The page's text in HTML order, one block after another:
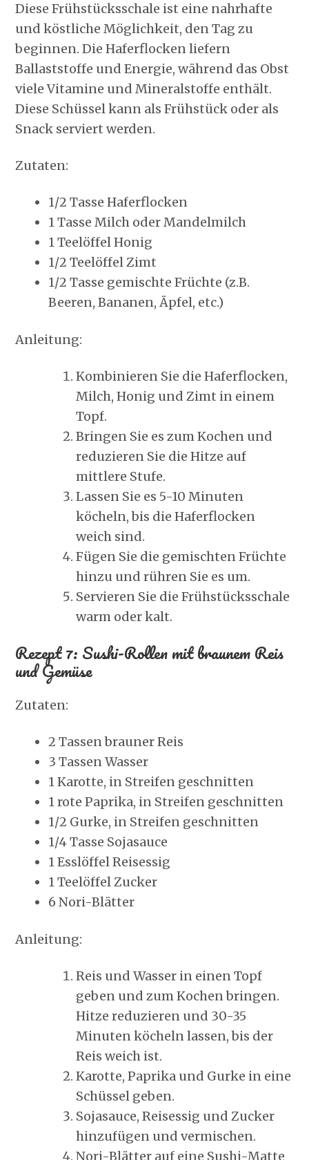
Diese Frühstücksschale ist eine nahrhafte
und köstliche Möglichkeit, den Tag zu
beginnen. Die Haferflocken liefern
Ballaststoffe und Energie, während das Obst
viele Vitamine und Mineralstoffe enthält.
Diese Schüssel kann als Frühstück oder als
Snack serviert werden.
Zutaten:
1/2 Tasse Haferflocken
1 Tasse Milch oder Mandelmilch
1 Teelöffel Honig
1/2 Teelöffel Zimt
1/2 Tasse gemischte Früchte (z.B.
Beeren, Bananen, Äpfel, etc.)
Anleitung:
Kombinieren Sie die Haferflocken,
Milch, Honig und Zimt in einem
Topf.
Bringen Sie es zum Kochen und
reduzieren Sie die Hitze auf
mittlere Stufe.
Lassen Sie es 5-10 Minuten
köcheln, bis die Haferflocken
weich sind.
Fügen Sie die gemischten Früchte
hinzu und rühren Sie es um.
Servieren Sie die Frühstücksschale
warm oder kalt.
Rezept 7: Sushi-Rollen mit braunem Reis
und Gemüse
Zutaten:
2 Tassen brauner Reis
3 Tassen Wasser
1 Karotte, in Streifen geschnitten
1 rote Paprika, in Streifen geschnitten
1/2 Gurke, in Streifen geschnitten
1/4 Tasse Sojasauce
1 Esslöffel Reisessig
1 Teelöffel Zucker
6 Nori-Blätter
Anleitung:
Reis und Wasser in einen Topf
geben und zum Kochen bringen.
Hitze reduzieren und 30-35
Minuten köcheln lassen, bis der
Reis weich ist.
Karotte, Paprika und Gurke in eine
Schüssel geben.
Sojasauce, Reisessig und Zucker
hinzufügen und vermischen.
Nori-Blätter auf eine Sushi-Matte